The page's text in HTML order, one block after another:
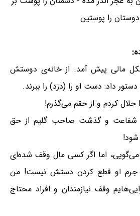
را پوستین
مالی پیش آمد. از خانه‌ی دوستش
داد: دست او را (دزد) را ببرند.
کردم و از حقم می‌گذرم!
شفاعت و گذشت صاحب گلیم از حق
شود!
اما اگر کسی مال وقف شده‌ای
جرم او قطع کردن دستش نیست! من
وقف نیازمندان و افراد محتاج